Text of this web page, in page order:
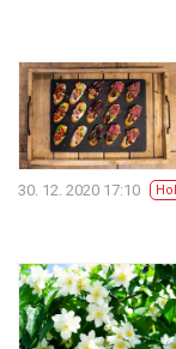
30. 12. 2020 17:10